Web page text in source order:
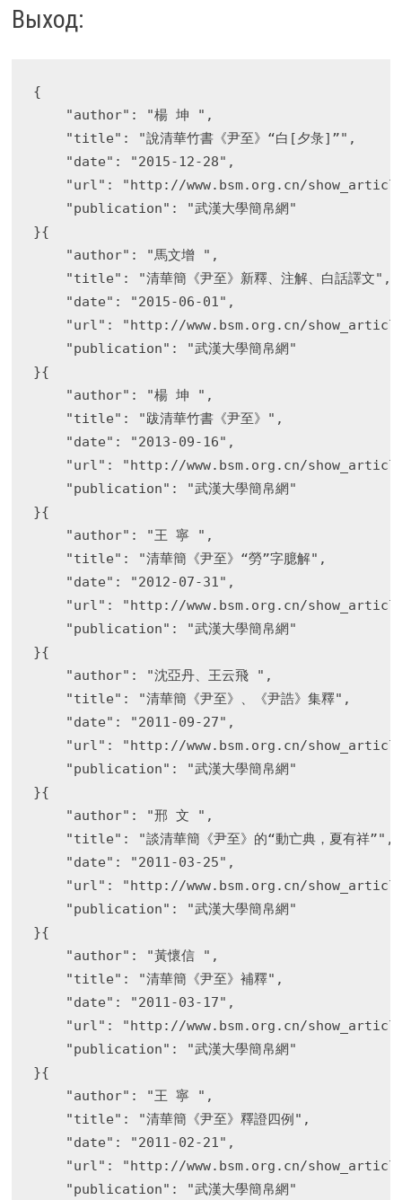
Выход:
{
    "author": "楊 坤 ",
    "title": "說清華竹書《尹至》“白[夕彔]”",
    "date": "2015-12-28",
"url": "http://www.bsm.org.cn/
    "publication": "武漢大學簡帛網"
}{
    "author": "馬文增 ",
    "title": "清華簡《尹至》新釋、注解、白話譯文",
    "date": "2015-06-01",
"url": "http://www.bsm.org.cn/
    "publication": "武漢大學簡帛網"
}{
    "author": "楊 坤 ",
    "title": "跋清華竹書《尹至》",
    "date": "2013-09-16",
"url": "http://www.bsm.org.cn/
    "publication": "武漢大學簡帛網"
}{
    "author": "王 寧 ",
    "title": "清華簡《尹至》“勞”字臆解",
    "date": "2012-07-31",
"url": "http://www.bsm.org.cn/
    "publication": "武漢大學簡帛網"
}{
    "author": "沈亞丹、王云飛 ",
    "title": "清華簡《尹至》、《尹誥》集釋",
    "date": "2011-09-27",
"url": "http://www.bsm.org.cn/
    "publication": "武漢大學簡帛網"
}{
    "author": "邢 文 ",
    "title": "談清華簡《尹至》的“動亡典，夏有祥”",
    "date": "2011-03-25",
"url": "http://www.bsm.org.cn/
    "publication": "武漢大學簡帛網"
}{
    "author": "黃懷信 ",
    "title": "清華簡《尹至》補釋",
    "date": "2011-03-17",
"url": "http://www.bsm.org.cn/
    "publication": "武漢大學簡帛網"
}{
    "author": "王 寧 ",
    "title": "清華簡《尹至》釋證四例",
    "date": "2011-02-21",
"url": "http://www.bsm.org.cn/
    "publication": "武漢大學簡帛網"